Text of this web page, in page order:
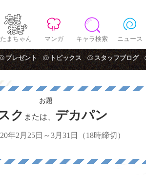
たまちゃん マンガ キャラ検索 ニュース
プレゼント トピックス スタッフブログ
お題
ク または、 デカパン
年2月25日～3月31日（18時締切）